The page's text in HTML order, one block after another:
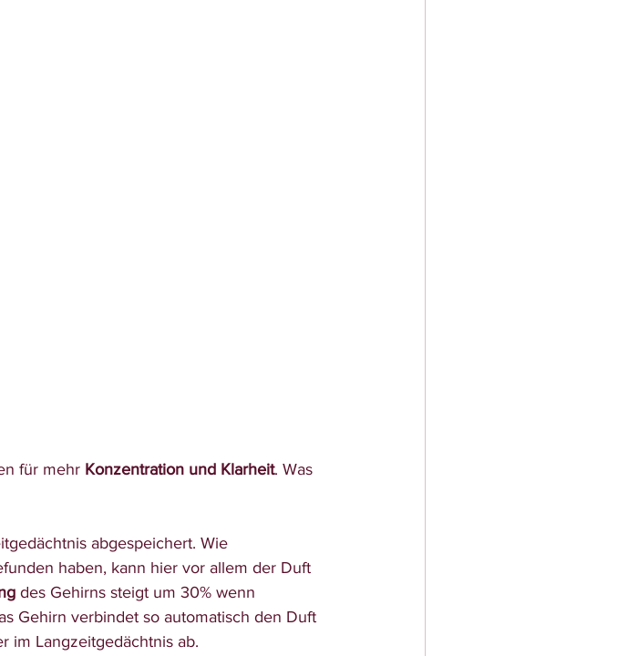
für mehr Konzentration und Klarheit. Was
haben, kann hier vor allem der Duft
des Gehirns steigt um 30% wenn
Gehirn verbindet so automatisch den Duft
im Langzeitgedächtnis ab.